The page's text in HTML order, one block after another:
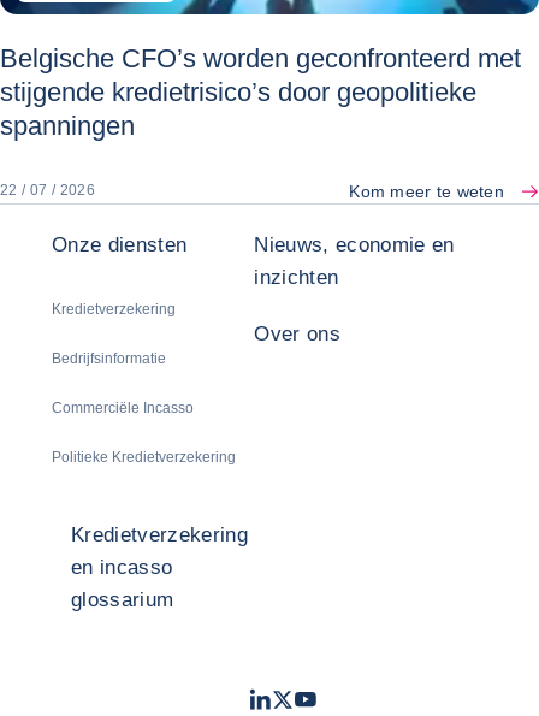
Belgische CFO’s worden geconfronteerd met
stijgende kredietrisico’s door geopolitieke
spanningen
22 / 07 / 2026 Kom meer te weten
Onze diensten
Kredietverzekering
Bedrijfsinformatie
Commerciële Incasso
Politieke Kredietverzekering
Nieuws, economie en
inzichten
Over ons
Kredietverzekering
en incasso
glossarium
LinkedIn
TwitterYoutube